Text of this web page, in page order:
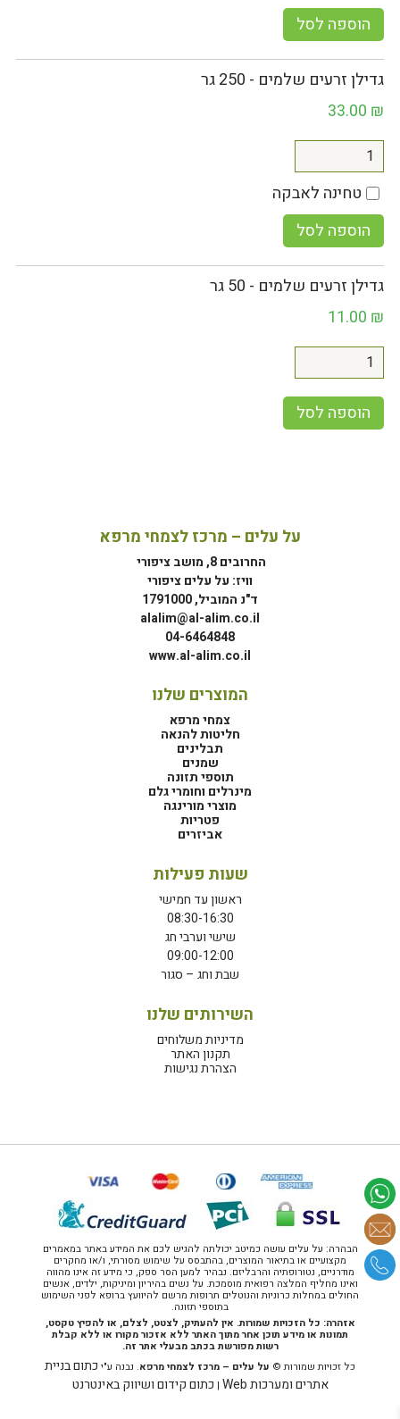
הוספה לסל
גדילן זרעים שלמים - 250 גר
33.00 ₪
טחינה לאבקה
הוספה לסל
גדילן זרעים שלמים - 50 גר
11.00 ₪
הוספה לסל
על עלים – מרכז לצמחי מרפא
החרובים 8, מושב ציפורי
וויז: על עלים ציפורי
ד"נ המוביל, 1791000
alalim@al-alim.co.il
04-6464848
www.al-alim.co.il
המוצרים שלנו
צמחי מרפא
חליטות להנאה
תבלינים
שמנים
תוספי תזונה
מינרלים וחומרי גלם
מוצרי מורינגה
פטריות
אביזרים
שעות פעילות
ראשון עד חמישי
08:30-16:30
שישי וערבי חג
09:00-12:00
שבת וחג – סגור
השירותים שלנו
מדיניות משלוחים
תקנון האתר
הצהרת נגישות
הבהרה: על עלים עושה כמיטב יכולתה להגיש לכם את המידע באתר במאמרים
מקצועיים או בתיאור המוצרים, בהתבסס על שימוש מסורתי, ו/או מחקרים
מודרניים, נטורופתיה והרבליזם. נבהיר למען הסר ספק, כי מידע זה אינו מהווה
ואינו מחליף המלצה רפואית מוסמכת. על נשים בהיריון ומיניקות, ילדים, אנשים
החולים במחלות כרוניות והנוטלים תרופות מרשם להיוועץ ברופא לפני השימוש
בתוספי תזונה.
אזהרה: כל הזכויות שמורות. אין להעתיק, לצטט, לצלם, או להפיץ טקסט,
תמונות או מידע תוכן אחר מתוך האתר ללא אזכור מקורו או ללא קבלת
רשות מפורשת בכתב מבעלי אתר זה.
כל זכויות שמורות © על עלים – מרכז לצמחי מרפא. נבנה ע"יכתום בניית
אתרים ומערכות Web
| כתום קידום ושיווק באינטרנט